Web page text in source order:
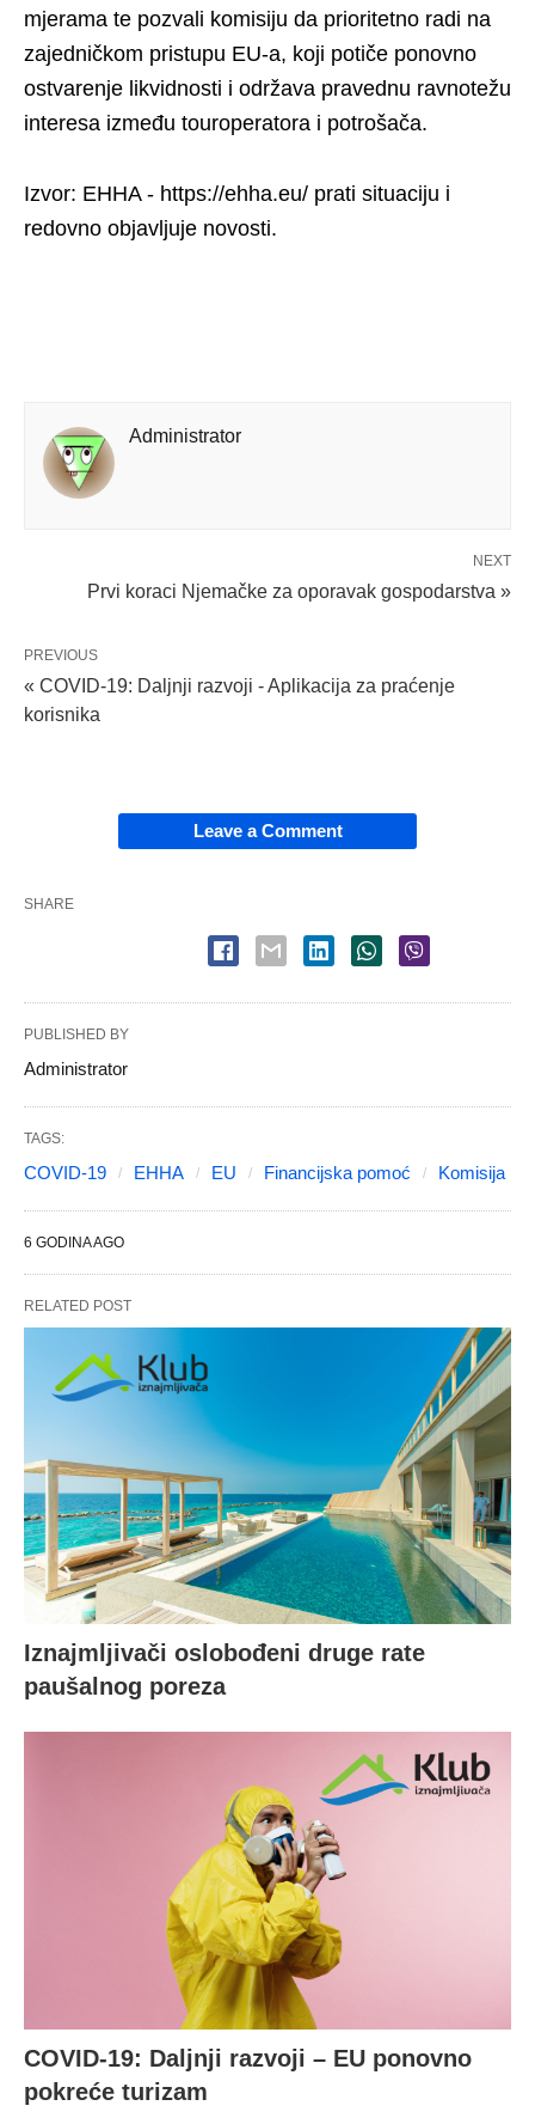
mjerama te pozvali komisiju da prioritetno radi na
zajedničkom pristupu EU-a, koji potiče ponovno
ostvarenje likvidnosti i održava pravednu ravnotežu
interesa između touroperatora i potrošača.
Izvor: EHHA - https://ehha.eu/ prati situaciju i
redovno objavljuje novosti.
Administrator
NEXT
Prvi koraci Njemačke za oporavak gospodarstva »
PREVIOUS
« COVID-19: Daljnji razvoji - Aplikacija za praćenje
korisnika
Leave a Comment
SHARE
PUBLISHED BY
Administrator
TAGS:
COVID-19 EHHA EU Financijska pomoć Komisija
6 GODINA AGO
RELATED POST
Iznajmljivači oslobođeni druge rate
paušalnog poreza
COVID-19: Daljnji razvoji – EU ponovno
pokreće turizam